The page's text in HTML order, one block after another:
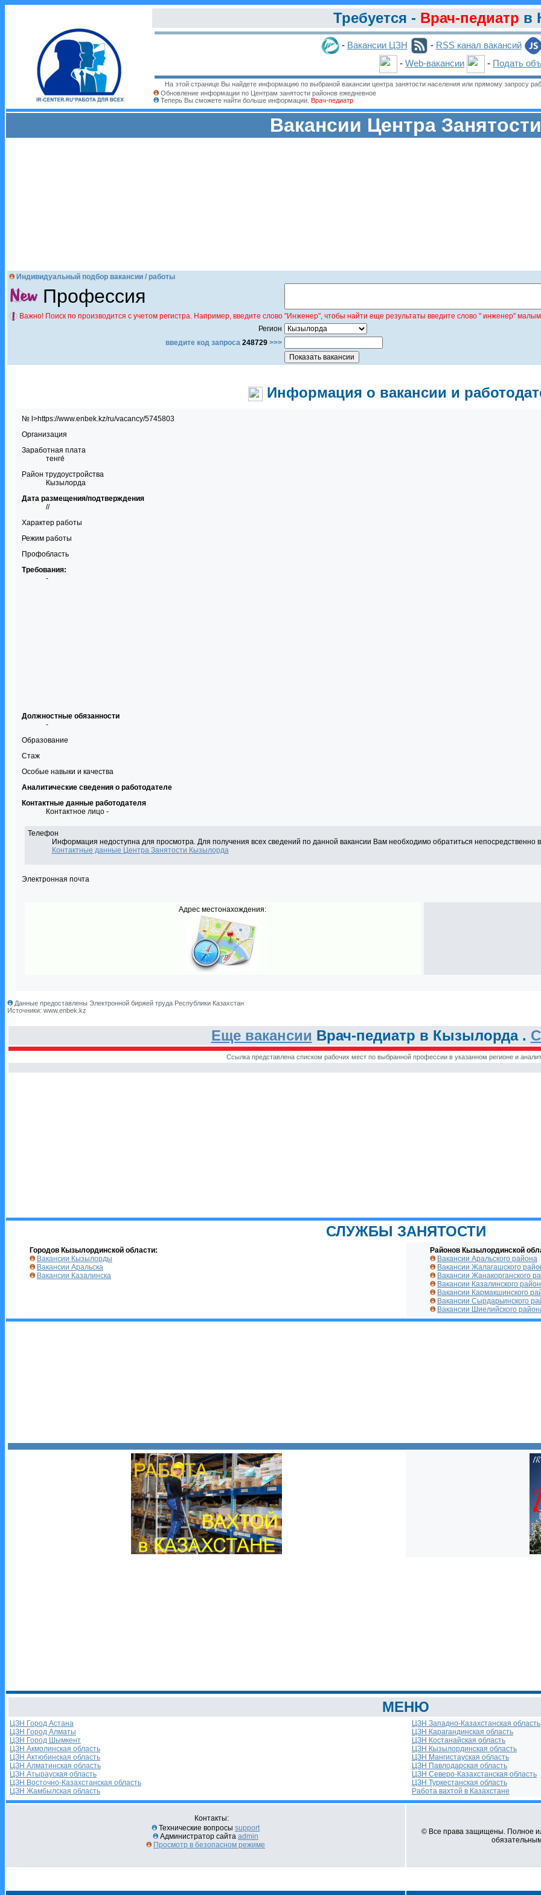
Требуется - Врач-педиатр в
- Вакансии ЦЗН - RSS канал вакансий
- Web-вакансии - Подать
На этой странице Вы найдете информацию по выбраной вакансии центра занятости населения или прямому запросу
Обновление информации по Центрам занятости районов ежедневное
Теперь Вы сможете найти больше информации. Врач-педиатр
Вакансии Центра Занятости
Индивидуальный подбор вакансии / работы
Профессия
Важно! Поиск по производится с учетом регистра. Например, введите слово "Инженер", чтобы найти еще результаты введите слово " инженер"
Регион
введите код запроса 248729 >>>
Информация о вакансии и
№ l>https://www.enbek.kz/ru/vacancy/5745803
Организация
Заработная плата
тенге́
Район трудоустройства
Кызылорда
Дата размещения/подтверждения
//
Характер работы
Режим работы
Профобласть
Требования:
-
Должностные обязанности
-
Образование
Стаж
Особые навыки и качества
Аналитические сведения о работодателе
Контактные данные работодателя
Контактное лицо -
Телефон
Информация недоступна для просмотра. Для получения всех сведений по данной вакансии Вам необходимо обратиться
Контактные данные Центра Занятости Кызылорда
Электронная почта
Адрес местонахождения:
Данные предоставлены Электронной биржей труда Республики Казахстан
Источники: www.enbek.kz
Еще вакансии Врач-педиатр в Кызылорда .
Ссылка представлена списком рабочих мест по выбранной профессии в указанном регионе и
СЛУЖБЫ ЗАНЯТОСТИ
Городов Кызылординской области:
Вакансии Кызылорды
Вакансии Аральска
Вакансии Казалинска
Районов Кызылординской
Вакансии Аральского района
Вакансии Жалагашского
Вакансии Жанакорганского
Вакансии Казалинского
Вакансии Кармакшинского
Вакансии Сырдарьинского
Вакансии Шиелийского
МЕНЮ
ЦЗН Город Астана
ЦЗН Город Алматы
ЦЗН Город Шымкент
ЦЗН Акмолинская область
ЦЗН Актюбинская область
ЦЗН Алматинская область
ЦЗН Атырауская область
ЦЗН Восточно-Казахстанская область
ЦЗН Жамбылская область
ЦЗН Западно-Казахстанская область
ЦЗН Карагандинская область
ЦЗН Костанайская область
ЦЗН Кызылординская область
ЦЗН Мангистауская область
ЦЗН Павлодарская область
ЦЗН Северо-Казахстанская область
ЦЗН Туркестанская область
Работа вахтой в Казахстане
Контакты:
Технические вопросы support
Администратор сайта admin
Просмотр в безопасном режиме
© Все права защищены. Полное